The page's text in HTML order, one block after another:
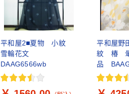
平和屋2■夏物 小紋
雪輪花文
DAAG6566wb
平和屋野
紋 椿
品